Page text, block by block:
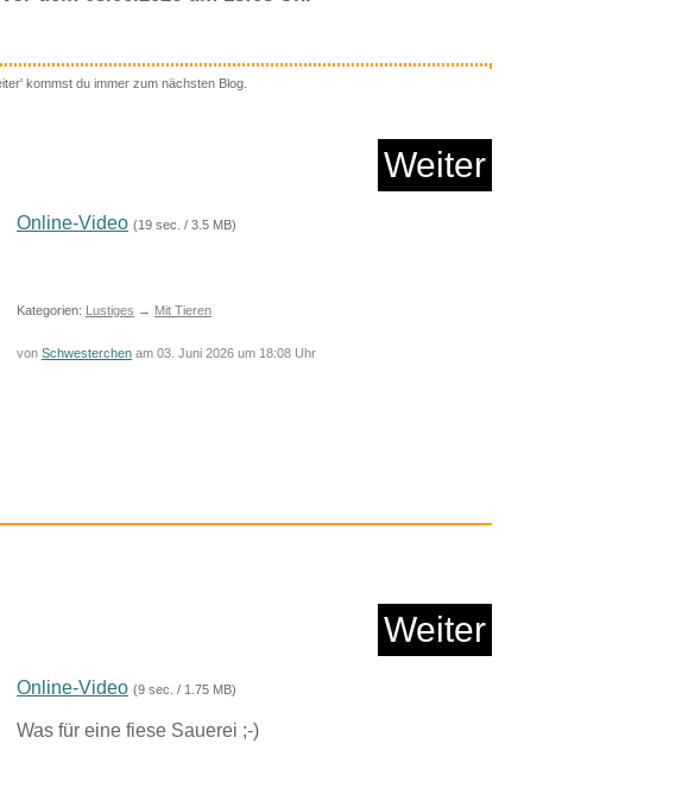
Anzeige
Driving Simulator ...
to Do Our
kommst du immer zum nächsten Blog.
Weiter
Online-Video (19 sec. / 3.5 MB)
Kategorien: Lustiges → Mit Tieren
von Schwesterchen am 03. Juni 2026 um 18:08 Uhr
Weiter
Online-Video (9 sec. / 1.75 MB)
Was für eine fiese Sauerei ;-)